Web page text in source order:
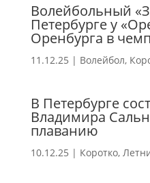
Волейбольный
Петербурге у
Оренбурга в
11.12.25 | Волейбол,
В Петербурге
Владимира
плаванию
10.12.25 | Коротко,